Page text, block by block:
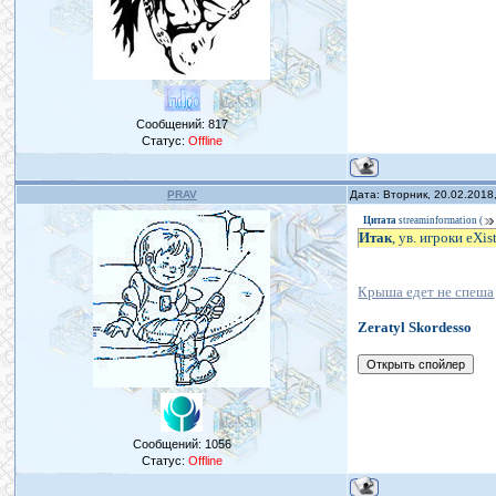
Сообщений: 817
Статус: Offline
PRAV Дата: Вторник,
Сообщений: 1056
Статус: Offline
Цитата streaminformation (
Итак, ув. игроки
Крыша едет не спеша
Zeratyl Skordesso